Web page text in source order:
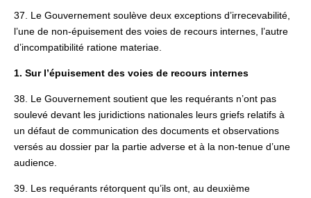
37. Le Gouvernement soulève deux exceptions d’irrecevabilité,
l’une de non-épuisement des voies de recours internes, l’autre
d’incompatibilité ratione materiae.
1. Sur l’épuisement des voies de recours internes
38. Le Gouvernement soutient que les requérants n’ont pas
soulevé devant les juridictions nationales leurs griefs relatifs à
un défaut de communication des documents et observations
versés au dossier par la partie adverse et à la non-tenue d’une
audience.
39. Les requérants rétorquent qu’ils ont, au deuxième